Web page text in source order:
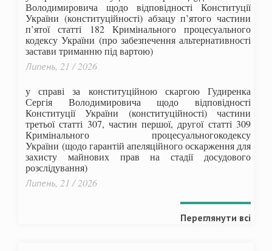
Володимировича щодо відповідності Конституції
України (конституційності) абзацу п’ятого частини
п’ятої статті 182 Кримінального процесуального
кодексу України (про забезпечення альтернативності
застави триманню під вартою)
Липень, 21 / 2026
у справі за конституційною скаргою Гудиренка
Сергія Володимировича щодо відповідності
Конституції України (конституційності) частини
третьої статті 307, частин першої, другої статті 309
Кримінального процесуальногокодексу
України (щодо гарантій апеляційного оскарження для
захисту майнових прав на стадії досудового
розслідування)
Липень, 21 / 2026
Переглянути всі